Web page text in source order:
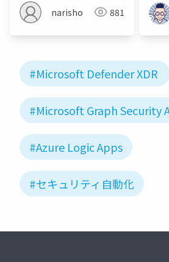
narisho 881
#Microsoft Defender XDR
#Microsoft Graph Security
#Azure Logic Apps
#セキュリティ自動化